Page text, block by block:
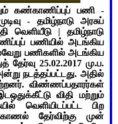
கண்காணிப்புப் பணி -
- தமிழ்நாடு அரசுப்
வெளியீடு | தமிழ்நாடு
பணியில் அடங்கிய
பணிகளில் அடங்கிய
தேர்வு 25.02.2017 மு.ப.
நடத்தப்பட்டது. அதில்
விண்ணப்பதாரர்கள்
விதி மற்றும்
வெளியிடப்பட்ட பிற
தேர்விற்கு முன்